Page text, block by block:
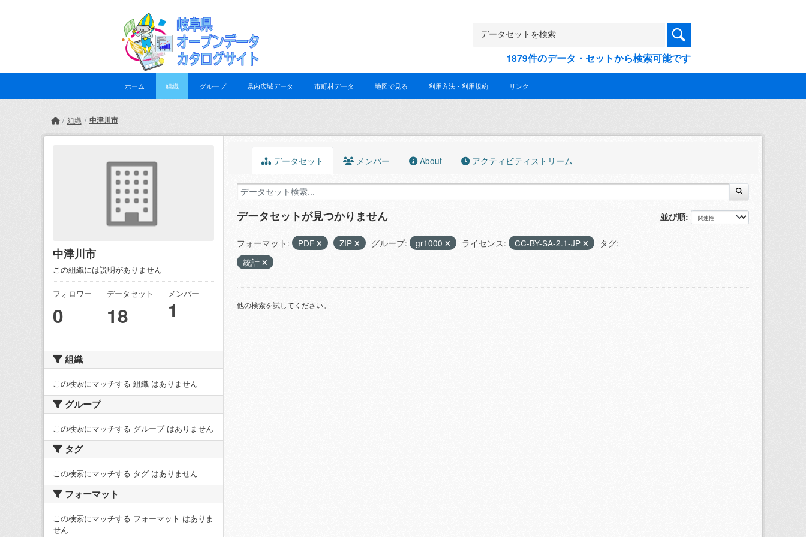
1879件のデータ・セットから検索可能です
ホーム 組織 グループ 県内広域データ 市町村データ 地図で見る 利用方法・利用規約 リンク
組織 中津川市
中津川市
この組織には説明がありません
フォロワー
0
データセット
18
メンバー
1
組織
この検索にマッチする 組織 はありません
グループ
この検索にマッチする グループ はありません
タグ
この検索にマッチする タグ はありません
フォーマット
この検索にマッチする フォーマット はありま
せん
データセット メンバー About アクティビティストリーム
並び順
データセットが見つかりません
フォーマット: PDF ZIP グループ: gr1000 ライセンス: CC-BY-SA-2.1-JP
タグ:
統計
他の検索を試してください。